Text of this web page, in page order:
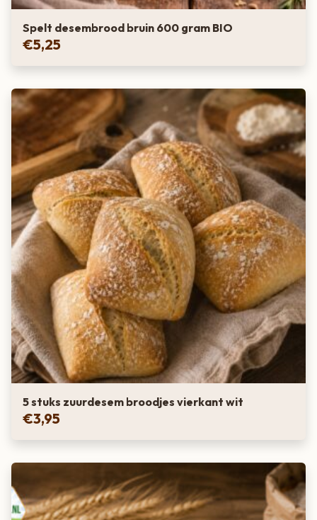
Spelt desembrood bruin 600 gram BIO
€5,25
5 stuks zuurdesem broodjes vierkant wit
€3,95